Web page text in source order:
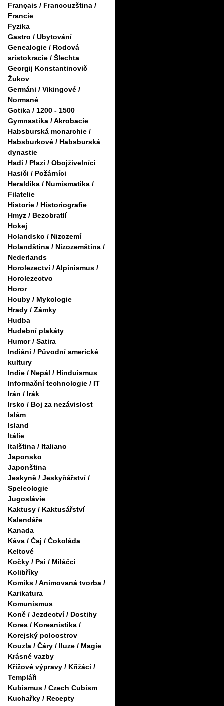
Français / Francouzština /
Francie
Fyzika
Gastro / Ubytování
Genealogie / Rodová
aristokracie / Šlechta
Georgij Konstantinovič
Žukov
Germáni / Vikingové /
Normané
Gotika / 1200 - 1500
Gymnastika / Akrobacie
Habsburská monarchie /
Habsburkové / Habsburská
dynastie
Hadi / Plazi / Obojživelníci
Hasiči / Požárníci
Heraldika / Numismatika /
Filatelie
Historie / Historiografie
Hmyz / Bezobratlí
Hokej
Holandsko / Nizozemí
Holandština / Nizozemština /
Nederlands
Horolezectví / Alpinismus /
Horolezectvo
Horor
Houby / Mykologie
Hrady / Zámky
Hudba
Hudební plakáty
Humor / Satira
Indiáni / Původní americké
kultury
Indie / Nepál / Hinduismus
Informační technologie / IT
Irán / Irák
Irsko / Boj za nezávislost
Islám
Island
Itálie
Italština / Italiano
Japonsko
Japonština
Jeskyně / Jeskyňářství /
Speleologie
Jugoslávie
Kaktusy / Kaktusářství
Kalendáře
Kanada
Káva / Čaj / Čokoláda
Keltové
Kočky / Psi / Miláčci
Kolibříky
Komiks / Animovaná tvorba /
Karikatura
Komunismus
Koně / Jezdectví / Dostihy
Korea / Koreanistika /
Korejský poloostrov
Kouzla / Čáry / Iluze / Magie
Krásné vazby
Křížové výpravy / Křižáci /
Templáři
Kubismus / Czech Cubism
Kuchařky / Recepty